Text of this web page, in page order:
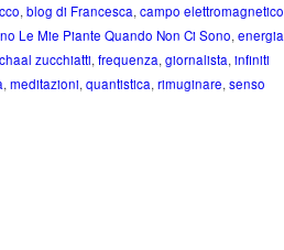
, blog di Francesca, campo elettromagnetico
Le Mie Piante Quando Non Ci Sono, energia
zucchiatti, frequenza, giornalista, infiniti
, meditazioni, quantistica, rimuginare, senso